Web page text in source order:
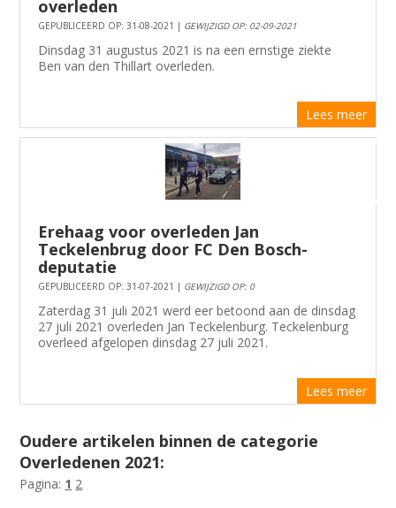
overleden
GEPUBLICEERD OP: 31-08-2021 | GEWIJZIGD OP: 02-09-2021
Dinsdag 31 augustus 2021 is na een ernstige ziekte
Ben van den Thillart overleden.
Lees meer
Erehaag voor overleden Jan
Teckelenbrug door FC Den Bosch-
deputatie
GEPUBLICEERD OP: 31-07-2021 | GEWIJZIGD OP: 0
Zaterdag 31 juli 2021 werd eer betoond aan de dinsdag
27 juli 2021 overleden Jan Teckelenburg. Teckelenburg
overleed afgelopen dinsdag 27 juli 2021.
Lees meer
Oudere artikelen binnen de categorie
Overledenen 2021:
Pagina: 1 2